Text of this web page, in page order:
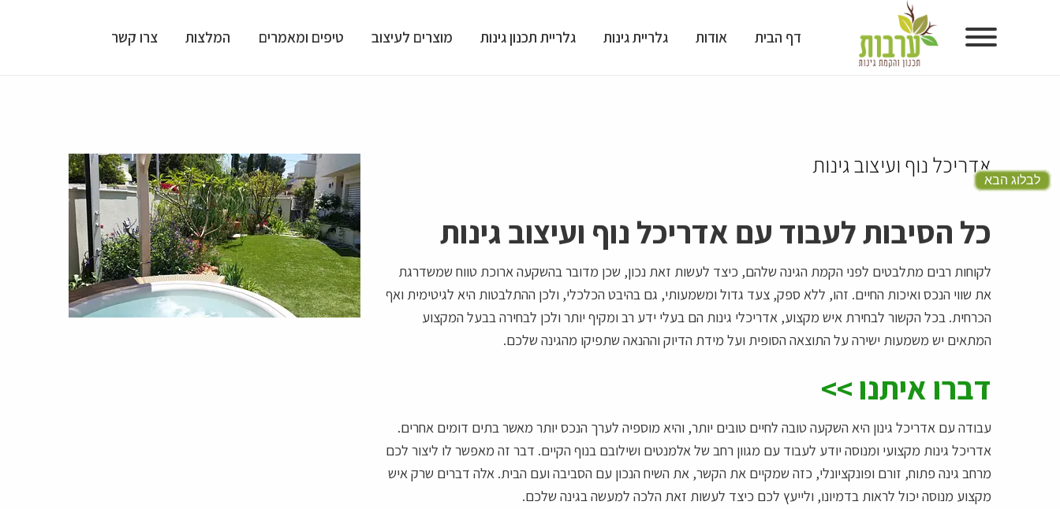
גלריית גינות
מוצרים לעיצוב גינות
טיפים ומאמרים
המלצות
דף הבית אודות גלריית גינות גלריית תכנון גינות מוצרים לעיצוב טיפים ומאמרים המלצות צרו קשר
לבלוג הבא
אדריכל נוף ועיצוב גינות
כל הסיבות לעבוד עם אדריכל נוף ועיצוב גינות
לקוחות רבים מתלבטים לפני הקמת הגינה שלהם, כיצד לעשות זאת נכון, שכן מדובר בהשקעה ארוכת טווח שמשדרגת
את שווי הנכס ואיכות החיים. זהו, ללא ספק, צעד גדול ומשמעותי, גם בהיבט הכלכלי, ולכן ההתלבטות היא לגיטימית ואף
הכרחית. בכל הקשור לבחירת איש מקצוע, אדריכלי גינות הם בעלי ידע רב ומקיף יותר ולכן לבחירה בבעל המקצוע
המתאים יש משמעות ישירה על התוצאה הסופית ועל מידת הדיוק וההנאה שתפיקו מהגינה שלכם.
דברו איתנו >>
עבודה עם אדריכל גינון היא השקעה טובה לחיים טובים יותר, והיא מוספיה לערך הנכס יותר מאשר בתים דומים אחרים.
אדריכל גינות מקצועי ומנוסה יודע לעבוד עם מגוון רחב של אלמנטים ושילובם בנוף הקיים. דבר זה מאפשר לו ליצור לכם
מרחב גינה פתוח, זורם ופונקציונלי, כזה שמקיים את הקשר, את השיח הנכון עם הסביבה ועם הבית. אלה דברים שרק איש
מקצוע מנוסה יכול לראות בדמיונו, ולייעץ לכם כיצד לעשות זאת הלכה למעשה בגינה שלכם.